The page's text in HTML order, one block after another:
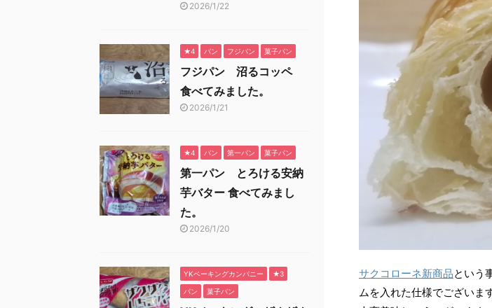
サクコローネ新商品という
ムを入れた仕様でございま
2026/1/22
★4 パン フジパン 菓子パン
フジパン 沼るコッペ
食べてみました。
2026/1/21
★4 パン 第一パン 菓子パン
第一パン とろける安納
芋バター 食べてみまし
た。
2026/1/20
YKベーキングカンパニー ★3
パン 菓子パン